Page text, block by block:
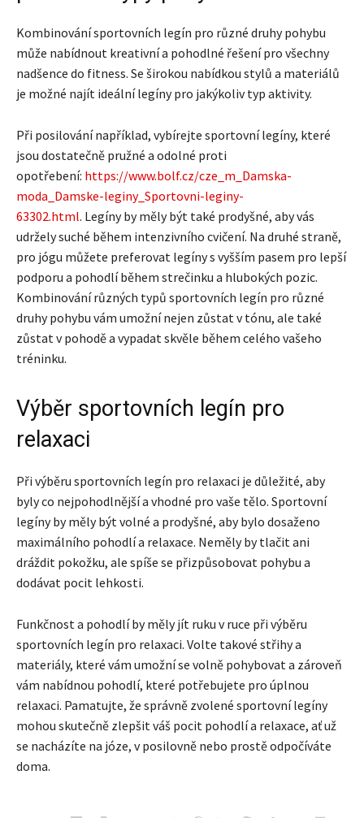
Kombinování sportovních legín pro různé druhy pohybu
může nabídnout kreativní a pohodlné řešení pro všechny
nadšence do fitness. Se širokou nabídkou stylů a materiálů
je možné najít ideální legíny pro jakýkoliv typ aktivity.
Při posilování například, vybírejte sportovní legíny, které
jsou dostatečně pružné a odolné proti
opotřebení: https://www.bolf.cz/cze_m_Damska-
moda_Damske-leginy_Sportovni-leginy-
63302.html. Legíny by měly být také prodyšné, aby vás
udržely suché během intenzivního cvičení. Na druhé straně,
pro jógu můžete preferovat legíny s vyšším pasem pro lepší
podporu a pohodlí během strečinku a hlubokých pozic.
Kombinování různých typů sportovních legín pro různé
druhy pohybu vám umožní nejen zůstat v tónu, ale také
zůstat v pohodě a vypadat skvěle během celého vašeho
tréninku.
Výběr sportovních legín pro
relaxaci
Při výběru sportovních legín pro relaxaci je důležité, aby
byly co nejpohodlnější a vhodné pro vaše tělo. Sportovní
legíny by měly být volné a prodyšné, aby bylo dosaženo
maximálního pohodlí a relaxace. Neměly by tlačit ani
dráždit pokožku, ale spíše se přizpůsobovat pohybu a
dodávat pocit lehkosti.
Funkčnost a pohodlí by měly jít ruku v ruce při výběru
sportovních legín pro relaxaci. Volte takové střihy a
materiály, které vám umožní se volně pohybovat a zároveň
vám nabídnou pohodlí, které potřebujete pro úplnou
relaxaci. Pamatujte, že správně zvolené sportovní legíny
mohou skutečně zlepšit váš pocit pohodlí a relaxace, ať už
se nacházíte na józe, v posilovně nebo prostě odpočíváte
doma.